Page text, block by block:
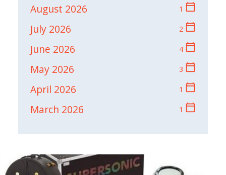
August 2026 1 calendar_today
July 2026 2 calendar_today
June 2026 4 calendar_today
May 2026 3 calendar_today
April 2026 1 calendar_today
March 2026 1 calendar_today